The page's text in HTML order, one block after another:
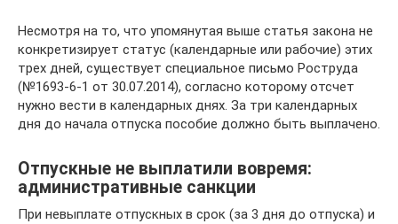
Несмотря на то, что упомянутая выше статья закона не
конкретизирует статус (календарные или рабочие) этих
трех дней, существует специальное письмо Роструда
(№1693-6-1 от 30.07.2014), согласно которому отсчет
нужно вести в календарных днях. За три календарных
дня до начала отпуска пособие должно быть выплачено.
Отпускные не выплатили вовремя:
административные санкции
При невыплате отпускных в срок (за 3 дня до отпуска) и